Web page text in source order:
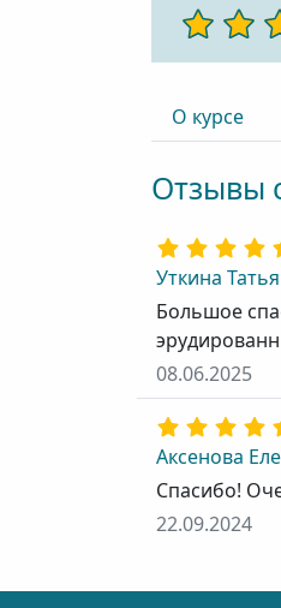
О курсе
Отзывы
Уткина
Большое
08.06.2025
Аксенова
Спасибо!
22.09.2024